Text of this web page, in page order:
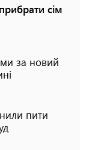
сім
за новий
пити